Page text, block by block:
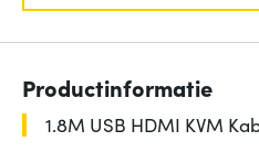
Productinformatie
1.8M USB HDMI KVM